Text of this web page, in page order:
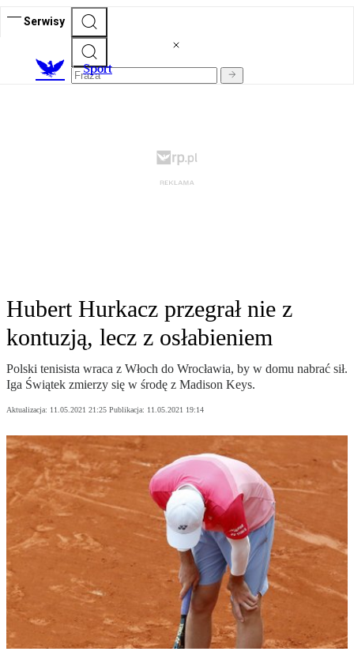
Serwisy
Sport
Hubert Hurkacz przegrał nie z
kontuzją, lecz z osłabieniem
Polski tenisista wraca z Włoch do Wrocławia, by w domu nabrać sił.
Iga Świątek zmierzy się w środę z Madison Keys.
Aktualizacja: 11.05.2021 21:25 Publikacja: 11.05.2021 19:14